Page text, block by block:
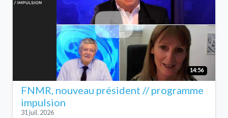
14:56
FNMR, nouveau président // programme
impulsion
31 juil. 2026